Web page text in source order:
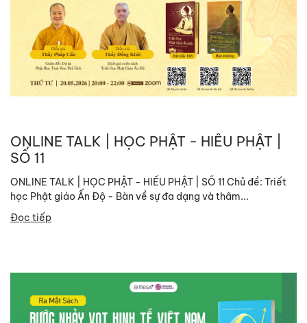
ONLINE TALK | HỌC PHẬT - HIỂU PHẬT |
SỐ 11
ONLINE TALK | HỌC PHẬT - HIỂU PHẬT | SỐ 11 Chủ đề: Triết
học Phật giáo Ấn Độ - Bàn về sự đa dạng và thâm...
Đọc tiếp